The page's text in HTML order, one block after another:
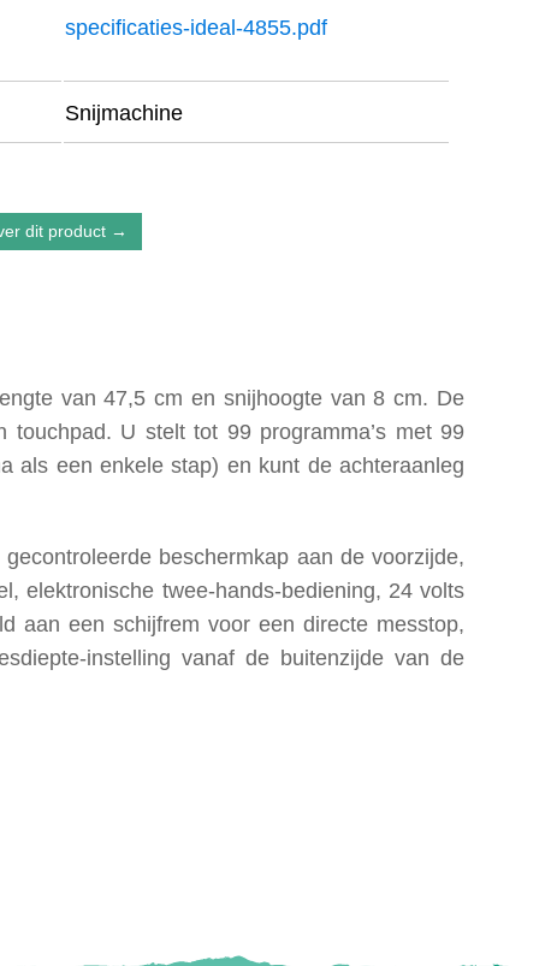
specificaties-ideal-4855.pdf
Snijmachine
dit product →
van 47,5 cm en snijhoogte van 8 cm. De
U stelt tot 99 programma’s met 99
als een enkele stap) en kunt de achteraanleg
beschermkap aan de voorzijde,
elektronische twee-hands-bediening, 24 volts
aan een schijfrem voor een directe messtop,
instelling vanaf de buitenzijde van de